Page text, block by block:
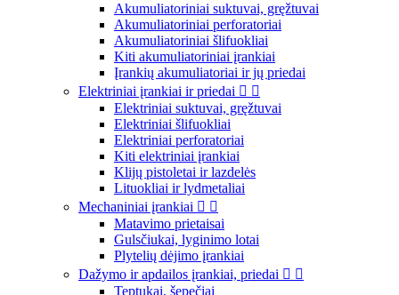
Akumuliatoriniai suktuvai, gręžtuvai
Akumuliatoriniai perforatoriai
Akumuliatoriniai šlifuokliai
Kiti akumuliatoriniai įrankiai
Įrankių akumuliatoriai ir jų priedai
Elektriniai įrankiai ir priedai  
Elektriniai suktuvai, gręžtuvai
Elektriniai šlifuokliai
Elektriniai perforatoriai
Kiti elektriniai įrankiai
Klijų pistoletai ir lazdelės
Lituokliai ir lydmetaliai
Mechaniniai įrankiai  
Matavimo prietaisai
Gulsčiukai, lyginimo lotai
Plytelių dėjimo įrankiai
Dažymo ir apdailos įrankiai, priedai  
Teptukai, šepečiai